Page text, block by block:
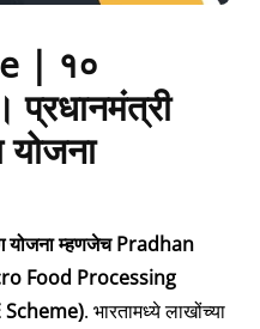
| १०
प्रधानमंत्री
योजना
योजना म्हणजेच Pradhan
Food Processing
. भारतामध्ये लाखोंच्या